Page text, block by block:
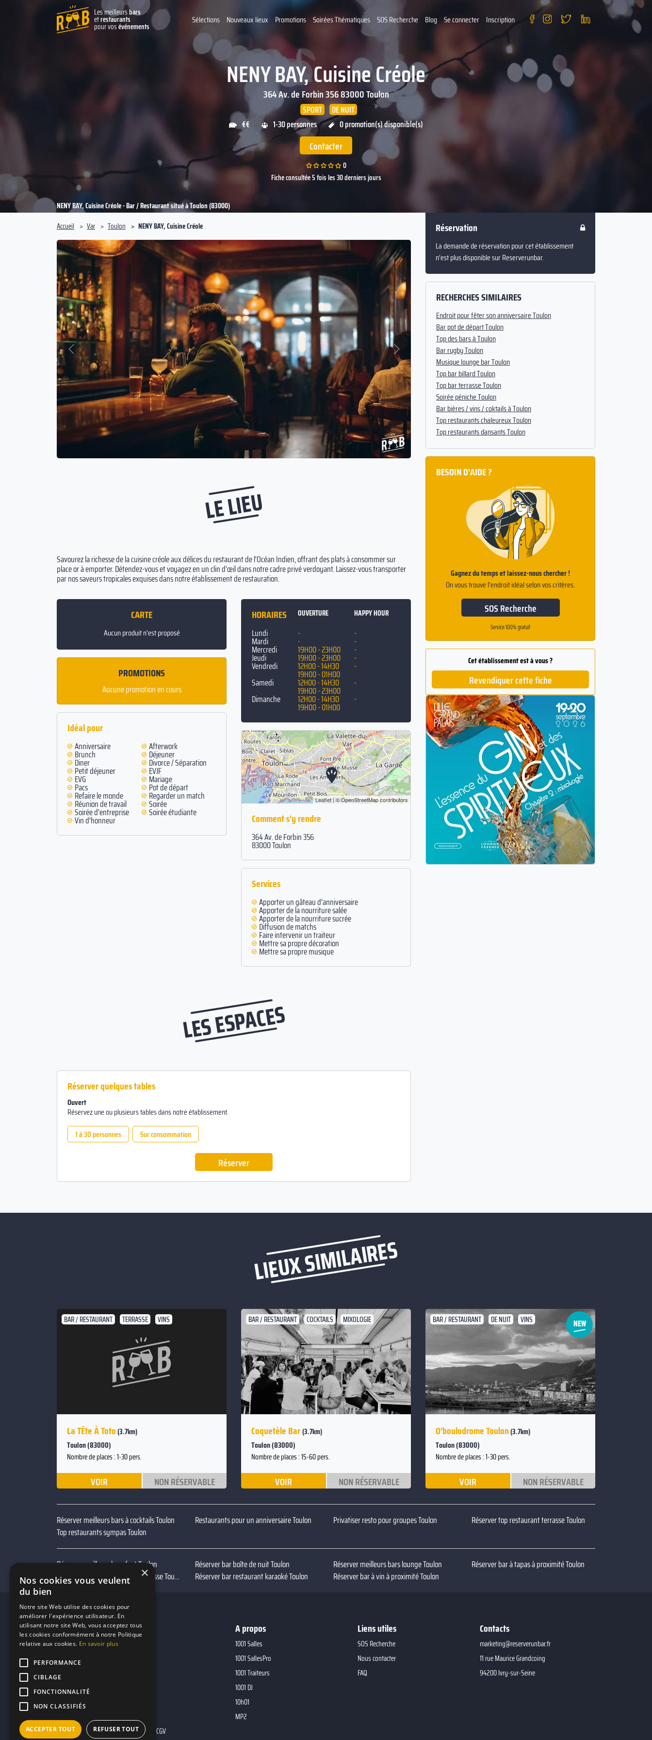
Les meilleursbars
etrestaurants
pour vosévénements
Sélections Nouveaux lieux Promotions Soirées Thématiques SOS Recherche Blog Se connecter Inscription
NENY BAY, Cuisine Créole
364 Av. de Forbin 35683000Toulon
SPORT
DE NUIT
€€
1-30 personnes 0 promotion(s) disponible(s)
Contacter
0
Fiche consultée 5 fois les 30 derniers jours
NENY BAY, Cuisine Créole - Bar / Restaurant situé à Toulon (83000)
Accueil
Var Toulon NENY BAY, Cuisine Créole
Précédent
Suivant
LE LIEU
Savourez la richesse de la cuisine créole aux délices du restaurant de l'Océan Indien, offrant des plats à consommer sur
place or à emporter. Détendez-vous et voyagez en un clin d'œil dans notre cadre privé verdoyant. Laissez-vous transporter
par nos saveurs tropicales exquises dans notre établissement de restauration.
CARTE
Aucun produit n'est proposé
PROMOTIONS
Aucune promotion en cours
Idéal pour
Anniversaire Afterwork
Brunch Déjeuner
Diner Divorce / Séparation
Petit déjeuner EVJF
EVG Mariage
Pacs Pot de départ
Refaire le monde Regarder un match
Réunion de travail Soirée
Soirée d'entreprise Soirée étudiante
Vin d'honneur
HORAIRES OUVERTURE HAPPY HOUR
Lundi - -
Mardi - -
Mercredi 19H00 - 23H00 -
Jeudi 19H00 - 23H00 -
Vendredi 12H00 - 14H30
19H00 - 01H00
-
Samedi
12H00 - 14H30
19H00 - 23H00
-
Dimanche
12H00 - 14H30
19H00 - 01H00
-
Leaflet| ©OpenStreetMapcontributors
Comment s'y rendre
364 Av. de Forbin 356
83000 Toulon
Services
Apporter un gâteau d’anniversaire
Apporter de la nourriture salée
Apporter de la nourriture sucrée
Diffusion de matchs
Faire intervenir un traiteur
Mettre sa propre décoration
Mettre sa propre musique
LES ESPACES
Réserver quelques tables
Ouvert
Réservez une ou plusieurs tables dans notre établissement.
1 à 30 personnes
Sur consommation
Réserver
Réservation
La demande de réservation pour cet établissement
n’est plus disponible sur Reserverunbar.
RECHERCHES SIMILAIRES
Endroit pour fêter son anniversaire Toulon
Bar pot de départ Toulon
Top des bars à Toulon
Bar rugby Toulon
Musique lounge bar Toulon
Top bar billard Toulon
Top bar terrasse Toulon
Soirée péniche Toulon
Bar bières / vins / coktails à Toulon
Top restaurants chaleureux Toulon
Top restaurants dansants Toulon
BESOIN D'AIDE ?
Gagnez du temps et laissez-nous chercher !
On vous trouve l’endroit idéal selon vos critères.
SOS Recherche
Service 100% gratuit
Cet établissement est à vous ?
Revendiquer cette fiche
LIEUX SIMILAIRES
BAR / RESTAURANT TERRASSE VINS
La TÊte À Toto(3.7km)
Toulon (83000)
Nombre de places : 1-30 pers.
VOIR NON RÉSERVABLE
BAR / RESTAURANT COCKTAILS MIXOLOGIE
Précédent
Suivant
Coquetèle Bar(3.7km)
Toulon (83000)
Nombre de places : 15-60 pers.
VOIR NON RÉSERVABLE
BAR / RESTAURANT DE NUIT VINS
Précédent
Suivant
O'boulodrome Toulon(3.7km)
Toulon (83000)
Nombre de places : 1-30 pers.
VOIR NON RÉSERVABLE
Réserver meilleurs bars à cocktails Toulon Restaurants pour un anniversaire Toulon Privatiser resto pour groupes Toulon
Réserver top restaurant terrasse Toulon
Top restaurants sympas Toulon
Réserver meilleurs bars foot Toulon Réserver bar boîte de nuit Toulon Réserver meilleurs bars lounge Toulon
Réserver bar à tapas à proximité Toulon
Réserver meilleurs bars avec terrasse Toulon
Réserver bar restaurant karaoké Toulon Réserver bar à vin à proximité Toulon
Mentions légales CGU CGV
A propos
1001 Salles
1001 SallesPro
1001 Traiteurs
1001 DJ
10h01
MP2
Liens utiles
SOS Recherche
Nous contacter
FAQ
Contacts
marketing@reserverunbar.fr
11 rue Maurice Grandcoing
94200 Ivry-sur-Seine
×
Nos cookies vous veulent
du bien
Notre site Web utilise des cookies pour
améliorer l'expérience utilisateur. En
utilisant notre site Web, vous acceptez tous
les cookies conformément à notre Politique
relative aux cookies. En savoir plus
PERFORMANCE
CIBLAGE
FONCTIONNALITÉ
NON CLASSIFIÉS
ACCEPTER TOUT REFUSER TOUT